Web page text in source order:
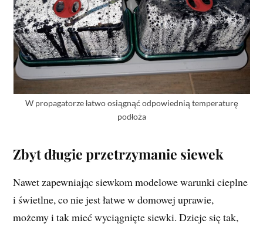
W propagatorze łatwo osiągnąć odpowiednią temperaturę
podłoża
Zbyt długie przetrzymanie siewek
Nawet zapewniając siewkom modelowe warunki cieplne
i świetlne, co nie jest łatwe w domowej uprawie,
możemy i tak mieć wyciągnięte siewki. Dzieje się tak,